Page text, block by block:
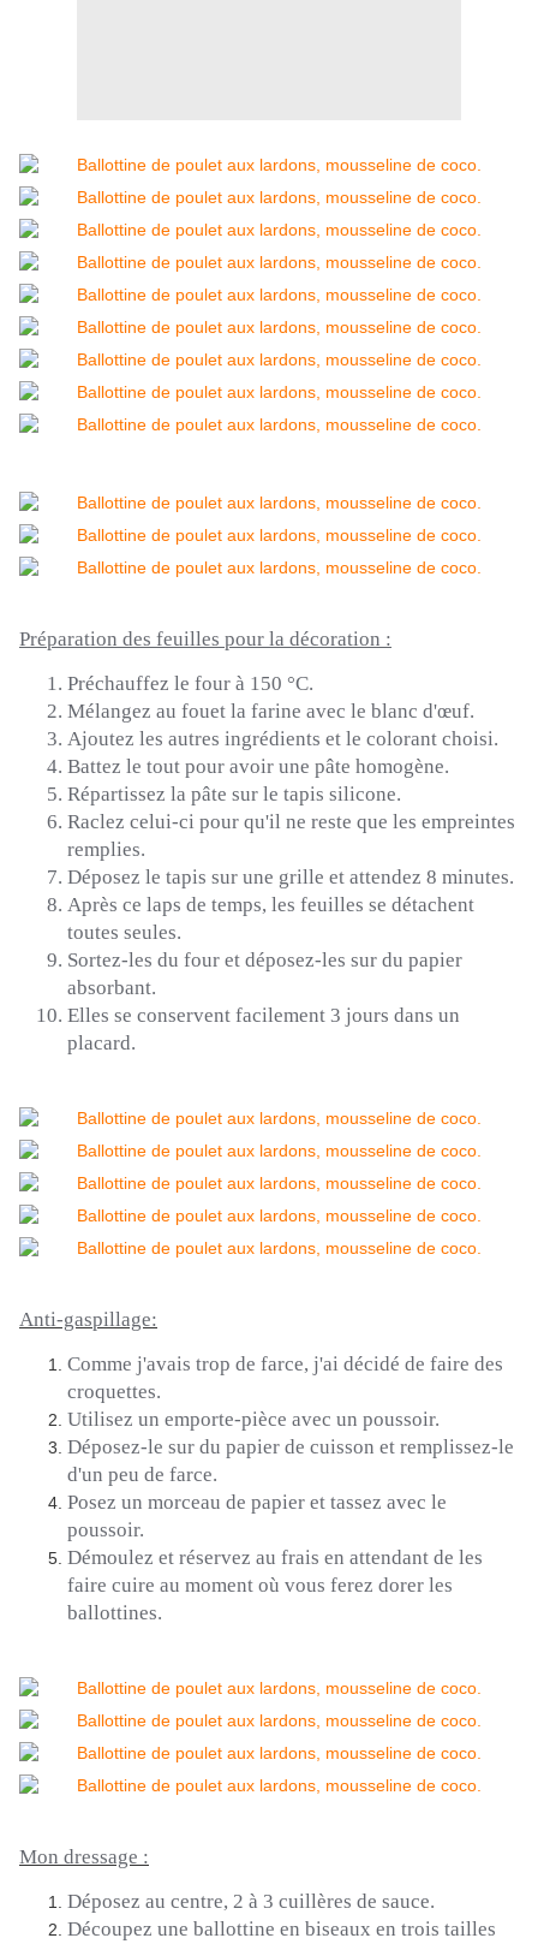
Préparation des feuilles pour la décoration :
Préchauffez le four à 150 °C.
Mélangez au fouet la farine avec le blanc d'œuf.
Ajoutez les autres ingrédients et le colorant choisi.
Battez le tout pour avoir une pâte homogène.
Répartissez la pâte sur le tapis silicone.
Raclez celui-ci pour qu'il ne reste que les empreintes
remplies.
Déposez le tapis sur une grille et attendez 8 minutes.
Après ce laps de temps, les feuilles se détachent
toutes seules.
Sortez-les du four et déposez-les sur du papier
absorbant.
Elles se conservent facilement 3 jours dans un
placard.
Anti-gaspillage:
Comme j'avais trop de farce, j'ai décidé de faire des
croquettes.
Utilisez un emporte-pièce avec un poussoir.
Déposez-le sur du papier de cuisson et remplissez-le
d'un peu de farce.
Posez un morceau de papier et tassez avec le
poussoir.
Démoulez et réservez au frais en attendant de les
faire cuire au moment où vous ferez dorer les
ballottines.
Mon dressage :
Déposez au centre, 2 à 3 cuillères de sauce.
Découpez une ballottine en biseaux en trois tailles